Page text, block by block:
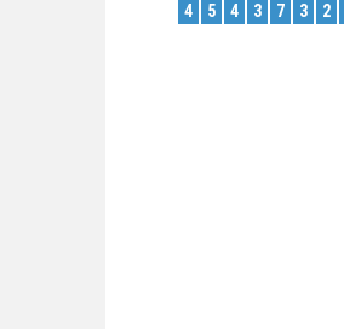
4
5 4 3 7 3 2